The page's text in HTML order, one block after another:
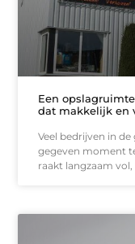
Een
dat makkelijk en
Veel bedrijven in
gegeven moment
raakt langzaam